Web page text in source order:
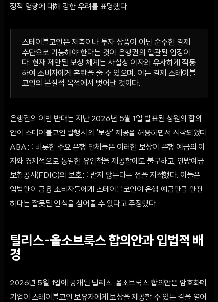
정적 영향에 대해 강한 우려를 표명했다.
스테이블코인은 저축이나 투자 상품이 아닌 순수한 결제
수단으로 기능해야 한다는 것이 은행권의 일관된 입장이
다. 현재 제안된 보상 체계는 사실상 이자와 유사하게 작동
하여 소비자에게 혼란을 줄 수 있으며, 이는 결제 스테이블
코인의 본질적 목적에서 벗어난 것이다.
은행권의 이번 반대는 지난 2026년 5월 1일 발표된 상원의 합의
안이 스테이블코인 발행사의 '보상' 제공을 허용하면서 시작되었다.
ABA를 비롯한 주요 은행 단체들은 이러한 보상이 은행 예금의 이
자와 경제적으로 동일한 유인책을 제공함에도 불구하고, 연방예금
보험공사(FDIC)의 보호를 받지 않는다는 점을 지적했다. 이들은
입법안이 금융 소비자들에게 스테이블코인이 은행 예금만큼 안전
하다는 잘못된 인식을 심어줄 수 있다고 주장했다.
틸리스-올소브룩스 합의안과 입법적 배
경
2026년 5월 1일에 공개된 틸리스-올소브룩스 합의안은 암호화폐
기업이 스테이블코인 보유자에게 보상을 제공할 수 있는 길을 열어